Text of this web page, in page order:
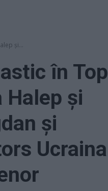
și...
în Top
Halep și
și
Ucraina